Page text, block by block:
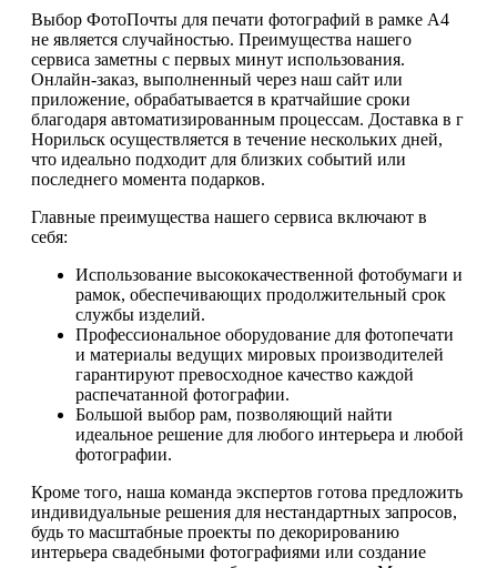
Выбор ФотоПочты для печати фотографий в рамке А4
не является случайностью. Преимущества нашего
сервиса заметны с первых минут использования.
Онлайн-заказ, выполненный через наш сайт или
приложение, обрабатывается в кратчайшие сроки
благодаря автоматизированным процессам. Доставка в г
Норильск осуществляется в течение нескольких дней,
что идеально подходит для близких событий или
последнего момента подарков.
Главные преимущества нашего сервиса включают в
себя:
Использование высококачественной фотобумаги и
рамок, обеспечивающих продолжительный срок
службы изделий.
Профессиональное оборудование для фотопечати
и материалы ведущих мировых производителей
гарантируют превосходное качество каждой
распечатанной фотографии.
Большой выбор рам, позволяющий найти
идеальное решение для любого интерьера и любой
фотографии.
Кроме того, наша команда экспертов готова предложить
индивидуальные решения для нестандартных запросов,
будь то масштабные проекты по декорированию
интерьера свадебными фотографиями или создание